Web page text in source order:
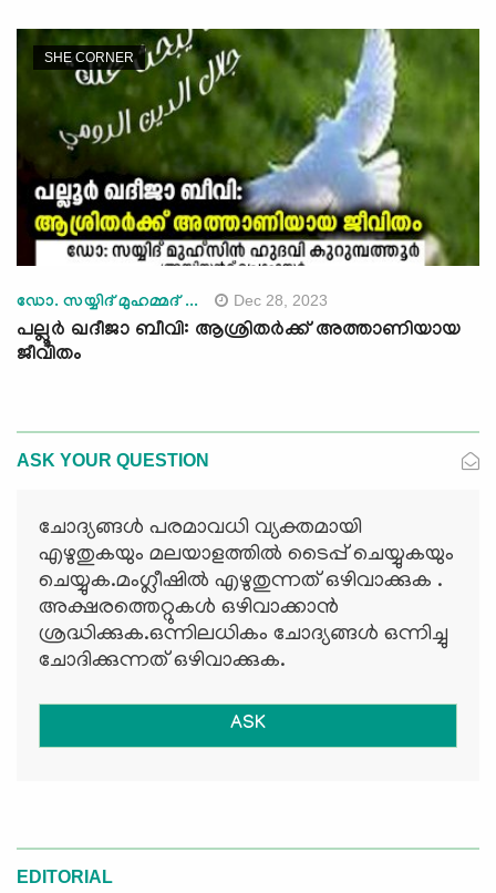
SHE CORNER
ഡോ. സയ്യിദ് മുഹമ്മദ് ... Dec 28, 2023
പല്ലൂര്‍ ഖദീജാ ബീവി: ആശ്രിതര്‍ക്ക് അത്താണിയായ
ജീവിതം
ASK YOUR QUESTION
ചോദ്യങ്ങള്‍ പരമാവധി വ്യക്തമായി
എഴുതുകയും മലയാളത്തില്‍ ടൈപ്പ് ചെയ്യുകയും
ചെയ്യുക.മംഗ്ലീഷില്‍ എഴുതുന്നത് ഒഴിവാക്കുക .
അക്ഷരത്തെറ്റുകള്‍ ഒഴിവാക്കാന്‍
ശ്രദ്ധിക്കുക.ഒന്നിലധികം ചോദ്യങ്ങള്‍ ഒന്നിച്ചു
ചോദിക്കുന്നത് ഒഴിവാക്കുക.
ASK
EDITORIAL